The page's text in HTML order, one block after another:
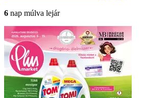
6 nap múlva lejár